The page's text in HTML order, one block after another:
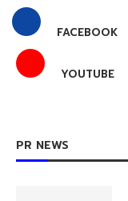
FACEBOOK
YOUTUBE
PR NEWS